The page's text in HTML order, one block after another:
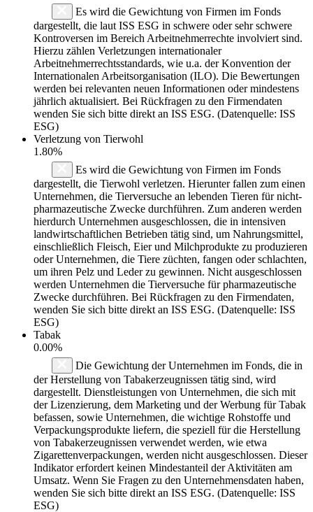
Es wird die Gewichtung von Firmen im Fonds
dargestellt, die laut ISS ESG in schwere oder sehr schwere
Kontroversen im Bereich Arbeitnehmerrechte involviert sind.
Hierzu zählen Verletzungen internationaler
Arbeitnehmerrechtsstandards, wie u.a. der Konvention der
Internationalen Arbeitsorganisation (ILO). Die Bewertungen
werden bei relevanten neuen Informationen oder mindestens
jährlich aktualisiert. Bei Rückfragen zu den Firmendaten
wenden Sie sich bitte direkt an ISS ESG. (Datenquelle: ISS
ESG)
Verletzung von Tierwohl
1.80%
Es wird die Gewichtung von Firmen im Fonds
dargestellt, die Tierwohl verletzen. Hierunter fallen zum einen
Unternehmen, die Tierversuche an lebenden Tieren für nicht-
pharmazeutische Zwecke durchführen. Zum anderen werden
hierdurch Unternehmen ausgeschlossen, die in intensiven
landwirtschaftlichen Betrieben tätig sind, um Nahrungsmittel,
einschließlich Fleisch, Eier und Milchprodukte zu produzieren
oder Unternehmen, die Tiere züchten, fangen oder schlachten,
um ihren Pelz und Leder zu gewinnen. Nicht ausgeschlossen
werden Unternehmen die Tierversuche für pharmazeutische
Zwecke durchführen. Bei Rückfragen zu den Firmendaten,
wenden Sie sich bitte direkt an ISS ESG. (Datenquelle: ISS
ESG)
Tabak
0.00%
Die Gewichtung der Unternehmen im Fonds, die in
der Herstellung von Tabakerzeugnissen tätig sind, wird
dargestellt. Dienstleistungen von Unternehmen, die sich mit
der Lizenzierung, dem Marketing und der Werbung für Tabak
befassen, sowie Unternehmen, die wichtige Rohstoffe und
Verpackungsprodukte liefern, die speziell für die Herstellung
von Tabakerzeugnissen verwendet werden, wie etwa
Zigarettenverpackungen, werden nicht ausgeschlossen. Dieser
Indikator erfordert keinen Mindestanteil der Aktivitäten am
Umsatz. Wenn Sie Fragen zu den Unternehmensdaten haben,
wenden Sie sich bitte direkt an ISS ESG. (Datenquelle: ISS
ESG)